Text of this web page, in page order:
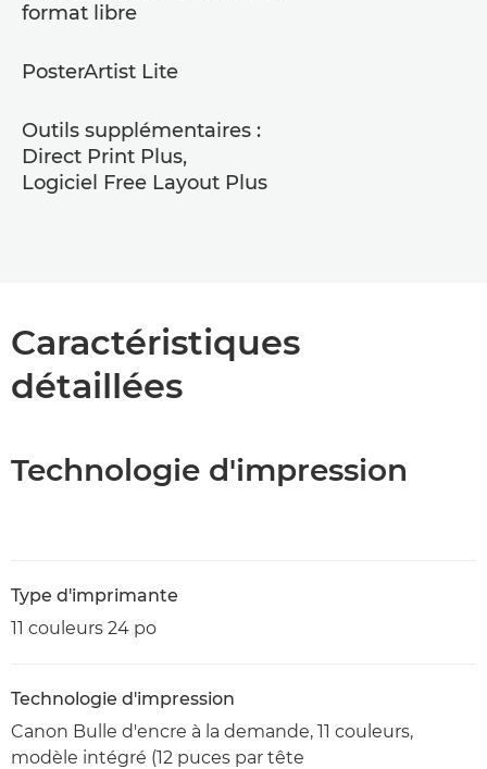
format libre
PosterArtist Lite
Outils supplémentaires :
Direct Print Plus,
Logiciel Free Layout Plus
Caractéristiques
détaillées
Technologie d'impression
Type d'imprimante
11 couleurs 24 po
Technologie d'impression
Canon Bulle d'encre à la demande, 11 couleurs,
modèle intégré (12 puces par tête